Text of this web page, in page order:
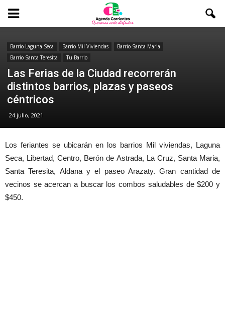
Barrio Laguna Seca Barrio Mil Viviendas
Barrio Santa Maria
Barrio Santa Teresita
Tu Barrio
Las Ferias de la Ciudad recorrerán
distintos barrios, plazas y paseos
céntricos
24 julio, 2021
Los feriantes se ubicarán en los barrios Mil viviendas, Laguna
Seca, Libertad, Centro, Berón de Astrada, La Cruz, Santa Maria,
Santa Teresita, Aldana y el paseo Arazaty. Gran cantidad de
vecinos se acercan a buscar los combos saludables de $200 y
$450.